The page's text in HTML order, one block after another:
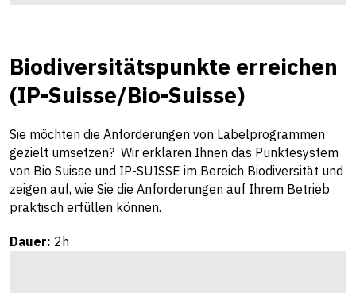
Biodiversitätspunkte erreichen
(IP-Suisse/Bio-Suisse)
Sie möchten die Anforderungen von Labelprogrammen
gezielt umsetzen? Wir erklären Ihnen das Punktesystem
von Bio Suisse und IP-SUISSE im Bereich Biodiversität und
zeigen auf, wie Sie die Anforderungen auf Ihrem Betrieb
praktisch erfüllen können.
Dauer: 2h